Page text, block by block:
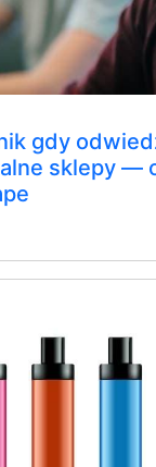
gdy
sklepy —